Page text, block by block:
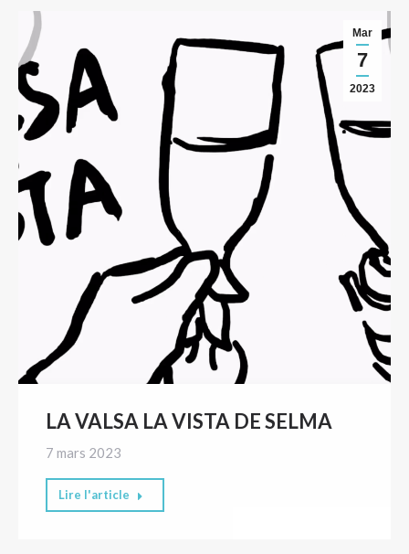
Mar
7
2023
LA VALSA LA VISTA DE SELMA
7 mars 2023
Lire l'article